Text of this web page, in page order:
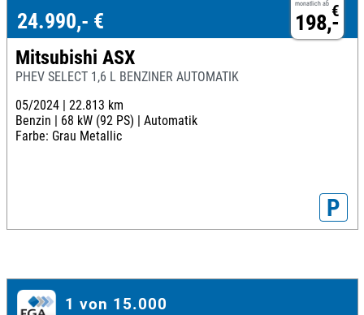
monatlich ab €
198,-
24.990,- €
Mitsubishi ASX
PHEV SELECT 1,6 L BENZINER AUTOMATIK
05/2024 | 22.813 km
Benzin | 68 kW (92 PS) | Automatik
Farbe: Grau Metallic
P
1 von 15.000